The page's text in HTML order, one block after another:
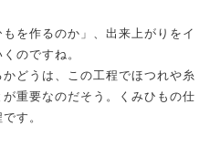
を作るのか」、出来上がりをイ
のですね。
どうは、この工程でほつれや糸
重要なのだそう。くみひもの仕
す。